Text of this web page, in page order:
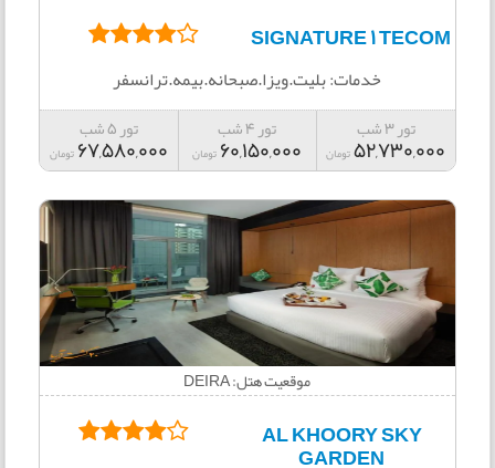
SIGNATURE 1 TECOM
خدمات: بلیت.ویزا.صبحانه.بیمه.ترانسفر
تور 3 شب
52,730,000تومان
تور 4 شب
60,150,000 تومان
تور 5 شب
67,580,000 تومان
موقعیت هتل: DEIRA
AL KHOORY SKY
GARDEN